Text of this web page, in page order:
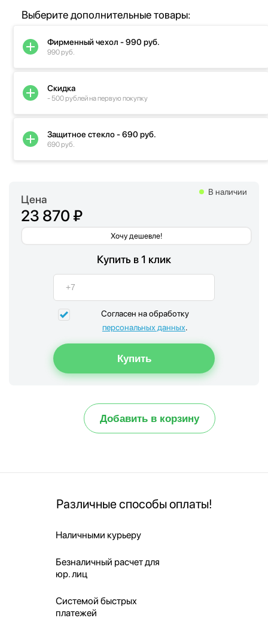
Цена
23 870 ₽
Хочу дешевле!
В наличии
Купить в 1 клик
Согласен на обработку
персональных данных.
Добавить в корзину
Выберите дополнительные товары:
Фирменный чехол - 990 руб.
990 руб.
Скидка
- 500 рублей на первую покупку
Защитное стекло - 690 руб.
690 руб.
Различные способы оплаты!
Наличными курьеру
Безналичный расчет для
юр. лиц
Системой быстрых
платежей